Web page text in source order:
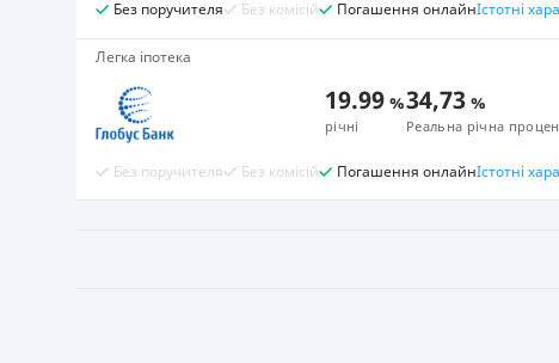
Без поручителя Без комісій Погашення онлайнІстотні
Легка іпотека
19.99 %
річні
34,73 %
Реальна річна
Без поручителя Без комісій Погашення онлайнІстотні